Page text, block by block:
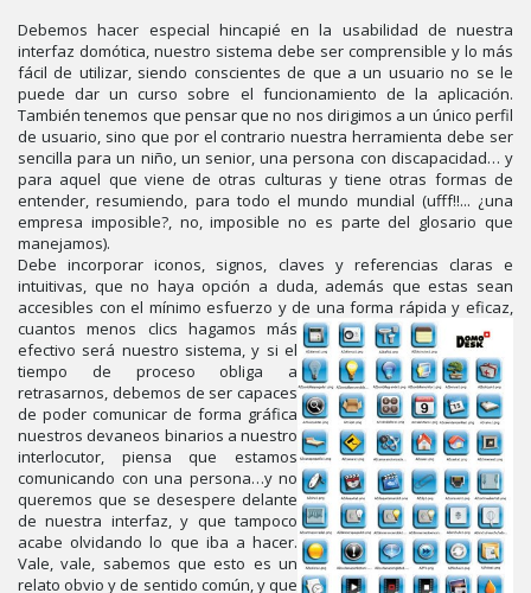
Debemos hacer especial hincapié en la usabilidad de nuestra
interfaz domótica, nuestro sistema debe ser comprensible y lo más
fácil de utilizar, siendo conscientes de que a un usuario no se le
puede dar un curso sobre el funcionamiento de la aplicación.
También tenemos que pensar que no nos dirigimos a un único perfil
de usuario, sino que por el contrario nuestra herramienta debe ser
sencilla para un niño, un senior, una persona con discapacidad… y
para aquel que viene de otras culturas y tiene otras formas de
entender, resumiendo, para todo el mundo mundial (ufff!!... ¿una
empresa imposible?, no, imposible no es parte del glosario que
manejamos).
Debe incorporar iconos, signos, claves y referencias claras e
intuitivas, que no haya opción a duda, además que estas sean
accesibles con el mínimo esfuerzo y de una forma rápida y eficaz,
cuantos menos clics hagamos más
efectivo será nuestro sistema, y si el
tiempo de proceso obliga a
retrasarnos, debemos de ser capaces
de poder comunicar de forma gráfica
nuestros devaneos binarios a nuestro
interlocutor, piensa que estamos
comunicando con una persona…y no
queremos que se desespere delante
de nuestra interfaz, y que tampoco
acabe olvidando lo que iba a hacer.
Vale, vale, sabemos que esto es un
relato obvio y de sentido común, y que